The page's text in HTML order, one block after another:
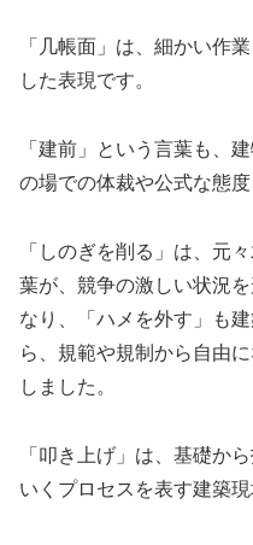
「几帳面」は、細かい作
した表現です。
「建前」という言葉も、
の場での体裁や公式な態
「しのぎを削る」は、元
葉が、競争の激しい状況
なり、「ハメを外す」も
ら、規範や規制から自由
しました。
「叩き上げ」は、基礎か
いくプロセスを表す建築